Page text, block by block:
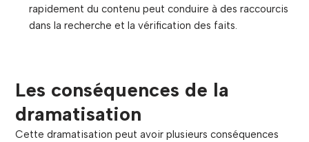
rapidement du contenu peut conduire à des raccourcis
dans la recherche et la vérification des faits.
Les conséquences de la
dramatisation
Cette dramatisation peut avoir plusieurs conséquences